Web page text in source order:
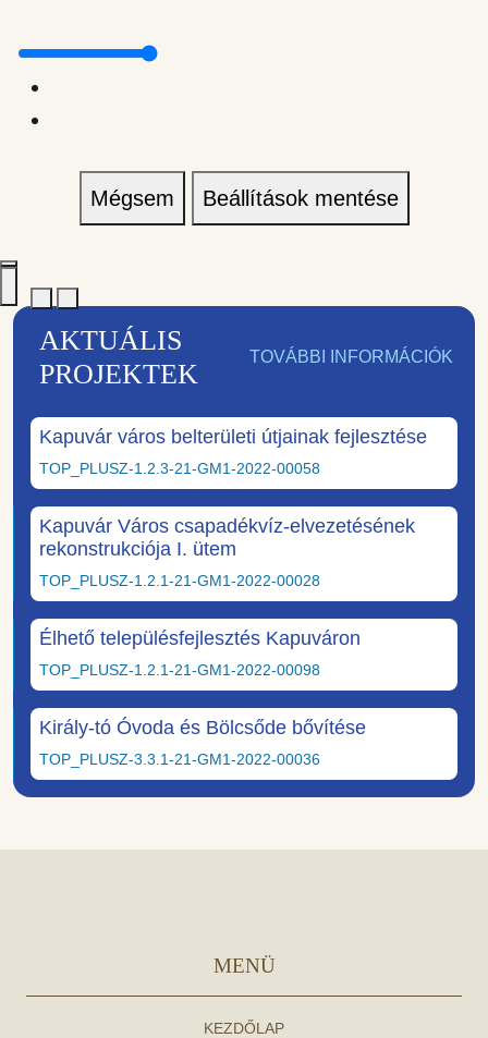
Mégsem Beállítások mentése
AKTUÁLIS
PROJEKTEK
TOVÁBBI INFORMÁCIÓK
Kapuvár város belterületi útjainak fejlesztése
TOP_PLUSZ-1.2.3-21-GM1-2022-00058
Kapuvár Város csapadékvíz-elvezetésének
rekonstrukciója I. ütem
TOP_PLUSZ-1.2.1-21-GM1-2022-00028
Élhető településfejlesztés Kapuváron
TOP_PLUSZ-1.2.1-21-GM1-2022-00098
Király-tó Óvoda és Bölcsőde bővítése
TOP_PLUSZ-3.3.1-21-GM1-2022-00036
MENÜ
KEZDŐLAP